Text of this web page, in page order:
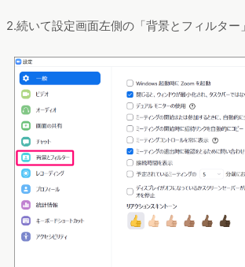
2.続いて設定画面左側の「背景とフィルター